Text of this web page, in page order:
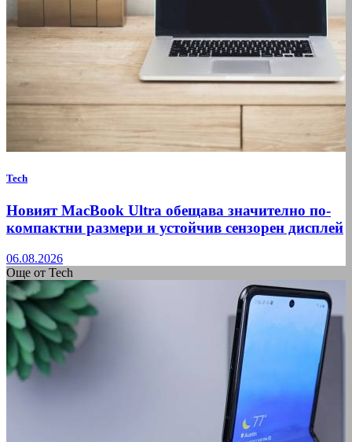
Tech
Новият MacBook Ultra обещава значително по-
компактни размери и устойчив сензорен дисплей
06.08.2026
Още от Tech